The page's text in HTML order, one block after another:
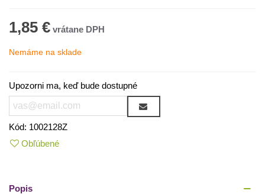
1,85 €
Nemáme na sklade
Upozorni ma, keď bude dostupné
Kód: 1002128Z
Obľúbené
Popis